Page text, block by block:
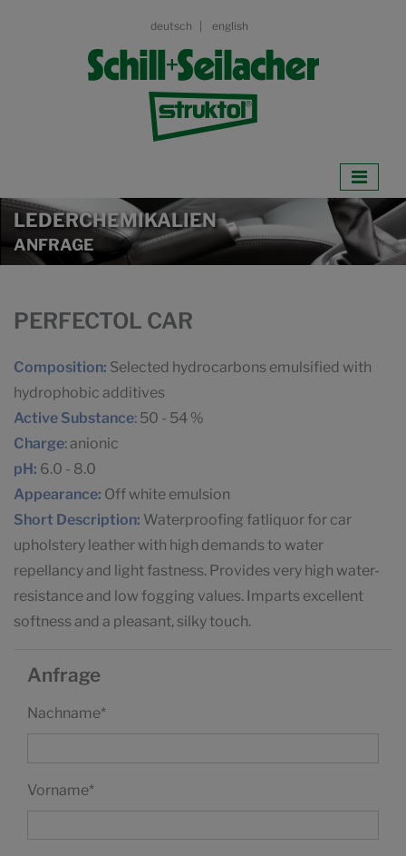
deutsch english
LEDERCHEMIKALIEN
ANFRAGE
PERFECTOL CAR
Composition: Selected hydrocarbons emulsified with
hydrophobic additives
Active Substance: 50 - 54 %
Charge: anionic
pH: 6.0 - 8.0
Appearance: Off white emulsion
Short Description: Waterproofing fatliquor for car
upholstery leather with high demands to water
repellancy and light fastness. Provides very high water-
resistance and low fogging values. Imparts excellent
softness and a pleasant, silky touch.
Anfrage
Nachname*
Vorname*